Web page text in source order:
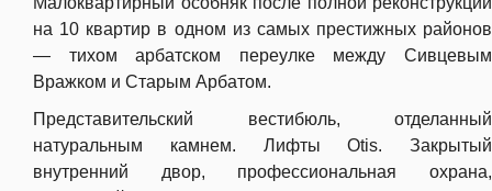
на 10 квартир в одном из самых престижных районов
— тихом арбатском переулке между Сивцевым
Вражком и Старым Арбатом.
Представительский вестибюль, отделанный
натуральным камнем. Лифты Otis. Закрытый
внутренний двор, профессиональная охрана,